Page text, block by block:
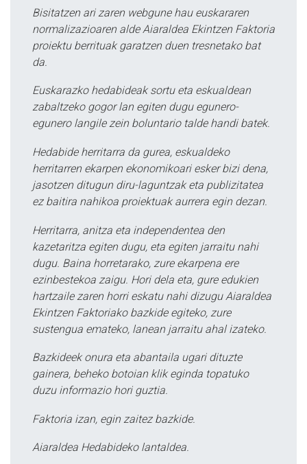
Bisitatzen ari zaren webgune hau euskararen
normalizazioaren alde Aiaraldea Ekintzen Faktoria
proiektu berrituak garatzen duen tresnetako bat
da.
Euskarazko hedabideak sortu eta eskualdean
zabaltzeko gogor lan egiten dugu egunero-
egunero langile zein boluntario talde handi batek.
Hedabide herritarra da gurea, eskualdeko
herritarren ekarpen ekonomikoari esker bizi dena,
jasotzen ditugun diru-laguntzak eta publizitatea
ez baitira nahikoa proiektuak aurrera egin dezan.
Herritarra, anitza eta independentea den
kazetaritza egiten dugu, eta egiten jarraitu nahi
dugu. Baina horretarako, zure ekarpena ere
ezinbestekoa zaigu. Hori dela eta, gure edukien
hartzaile zaren horri eskatu nahi dizugu Aiaraldea
Ekintzen Faktoriako bazkide egiteko, zure
sustengua emateko, lanean jarraitu ahal izateko.
Bazkideek onura eta abantaila ugari dituzte
gainera, beheko botoian klik eginda topatuko
duzu informazio hori guztia.
Faktoria izan, egin zaitez bazkide.
Aiaraldea Hedabideko lantaldea.